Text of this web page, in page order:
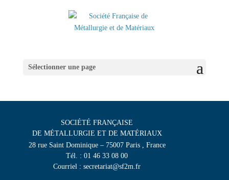
Sélectionner une page
SOCIÉTÉ FRANÇAISE
DE MÉTALLURGIE ET DE MATÉRIAUX
28 rue Saint Dominique – 75007 Paris , France
Tél. : 01 46 33 08 00
Courriel : secretariat@sf2m.fr